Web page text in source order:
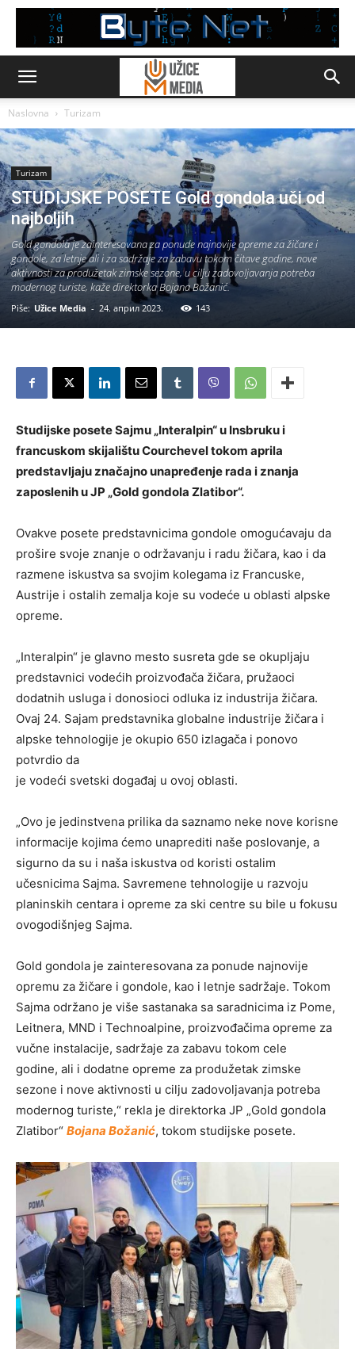
Naslovna Turizam
Turizam
STUDIJSKE POSETE Gold gondola uči od
najboljih
Gold gondola je zainteresovana za ponude najnovije opreme za žičare i
gondole, za letnje ali i za sadržaje za zabavu tokom čitave godine, nove
aktivnosti za produžetak zimske sezone, u cilju zadovoljavanja potreba
modernog turiste, kaže direktorka Bojana Božanić.
Piše: Užice Media - 24. април 2023. 143
Studijske posete Sajmu „Interalpin“ u Insbruku i
francuskom skijalištu Courchevel tokom aprila
predstavljaju značajno unapređenje rada i znanja
zaposlenih u JP „Gold gondola Zlatibor“.
Ovakve posete predstavnicima gondole omogućavaju da
prošire svoje znanje o održavanju i radu žičara, kao i da
razmene iskustva sa svojim kolegama iz Francuske,
Austrije i ostalih zemalja koje su vodeće u oblasti alpske
opreme.
„Interalpin“ je glavno mesto susreta gde se okupljaju
predstavnici vodećih proizvođača žičara, pružaoci
dodatnih usluga i donosioci odluka iz industrija žičara.
Ovaj 24. Sajam predstavnika globalne industrije žičara i
alpske tehnologije je okupio 650 izlagača i ponovo
potvrdio da
je vodeći svetski događaj u ovoj oblasti.
„Ovo je jedinstvena prilika da saznamo neke nove korisne
informacije kojima ćemo unaprediti naše poslovanje, a
sigurno da su i naša iskustva od koristi ostalim
učesnicima Sajma. Savremene tehnologije u razvoju
planinskih centara i opreme za ski centre su bile u fokusu
ovogodišnjeg Sajma.
Gold gondola je zainteresovana za ponude najnovije
opremu za žičare i gondole, kao i letnje sadržaje. Tokom
Sajma održano je više sastanaka sa saradnicima iz Pome,
Leitnera, MND i Technoalpine, proizvođačima opreme za
vučne instalacije, sadržaje za zabavu tokom cele
godine, ali i dodatne opreme za produžetak zimske
sezone i nove aktivnosti u cilju zadovoljavanja potreba
modernog turiste,“ rekla je direktorka JP „Gold gondola
Zlatibor“ Bojana Božanić, tokom studijske posete.